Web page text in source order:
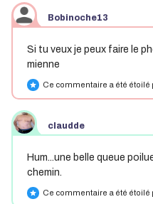
Bobinoche13
Si tu veux je peux faire le
mienne
star Ce commentaire a été étoilé
claudde
Hum...une belle queue
chemin.
star Ce commentaire a été étoilé